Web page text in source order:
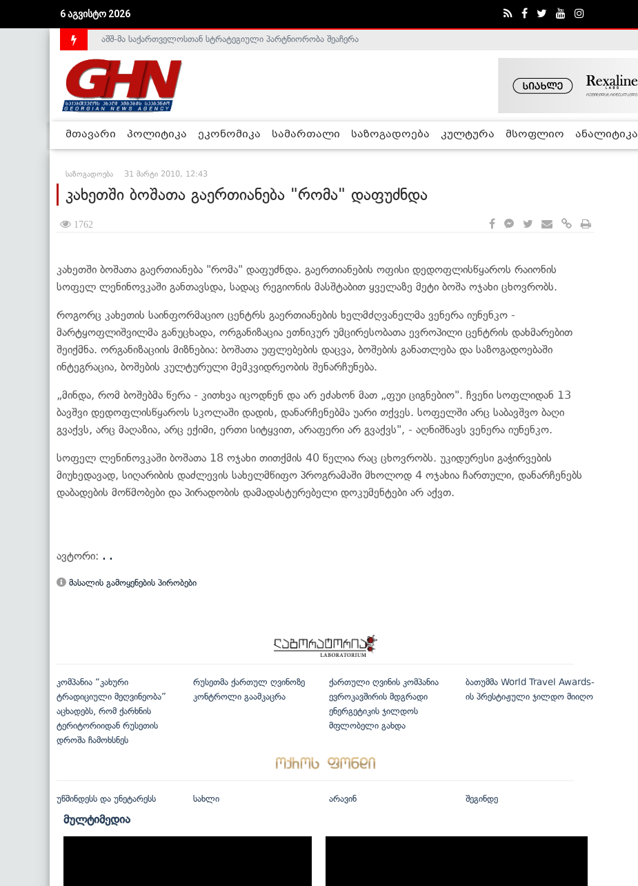
6 აგვისტო 2026
საქართველოს დე-ფაქტო მთავრობა არალეგიტიმურია - ჰელსინკის კომისია
აშშ-მა საქართველოსთან სტრატეგიული პარტნიორობა შეაჩერა
მთავარი პოლიტიკა ეკონომიკა სამართალი საზოგადოება კულტურა მსოფლიო ანალიტიკა
საზოგადოება 31 მარტი 2010, 12:43
კახეთში ბოშათა გაერთიანება "რომა" დაფუძნდა
1762
კახეთში ბოშათა გაერთიანება "რომა" დაფუძნდა. გაერთიანების ოფისი დედოფლისწყაროს რაიონის
სოფელ ლენინოვკაში განთავსდა, სადაც რეგიონის მასშტაბით ყველაზე მეტი ბოშა ოჯახი ცხოვრობს.
როგორც კახეთის საინფორმაციო ცენტრს გაერთიანების ხელმძღვანელმა ვენერა იუნენკო -
მარტყოფლიშვილმა განუცხადა, ორგანიზაცია ეთნიკურ უმცირესობათა ევროპილი ცენტრის დახმარებით
შეიქმნა. ორგანიზაციის მიზნებია: ბოშათა უფლებების დაცვა, ბოშების განათლება და საზოგადოებაში
ინტეგრაცია, ბოშების კულტურული მემკვიდრეობის შენარჩუნება.
„მინდა, რომ ბოშებმა წერა - კითხვა იცოდნენ და არ ეძახონ მათ „ფუი ციგნებიო". ჩვენი სოფლიდან 13
ბავშვი დედოფლისწყაროს სკოლაში დადის, დანარჩენებმა უარი თქვეს. სოფელში არც საბავშვო ბაღი
გვაქვს, არც მაღაზია, არც ექიმი, ერთი სიტყვით, არაფერი არ გვაქვს", - აღნიშნავს ვენერა იუნენკო.
სოფელ ლენინოვკაში ბოშათა 18 ოჯახი თითქმის 40 წელია რაც ცხოვრობს. უკიდურესი გაჭირვების
მიუხედავად, სიღარიბის დაძლევის სახელმწიფო პროგრამაში მხოლოდ 4 ოჯახია ჩართული, დანარჩენებს
დაბადების მოწმობები და პირადობის დამადასტურებელი დოკუმენტები არ აქვთ.
ავტორი: . .
მასალის გამოყენების პირობები
კომპანია “კახური
ტრადიციული მეღვინეობა”
აცხადებს, რომ ქარხნის
ტერიტორიიდან რუსეთის
დროშა ჩამოხსნეს
რუსეთმა ქართულ ღვინოზე
კონტროლი გაამკაცრა
ქართული ღვინის კომპანია
ევროკავშირის მდგრადი
ენერგეტიკის ჯილდოს
მფლობელი გახდა
ბათუმმა World Travel Awards-
ის პრესტიჟული ჯილდო მიიღო
უწმინდესს და უნეტარესს სახლი არავინ შეგინდე
მულტიმედია